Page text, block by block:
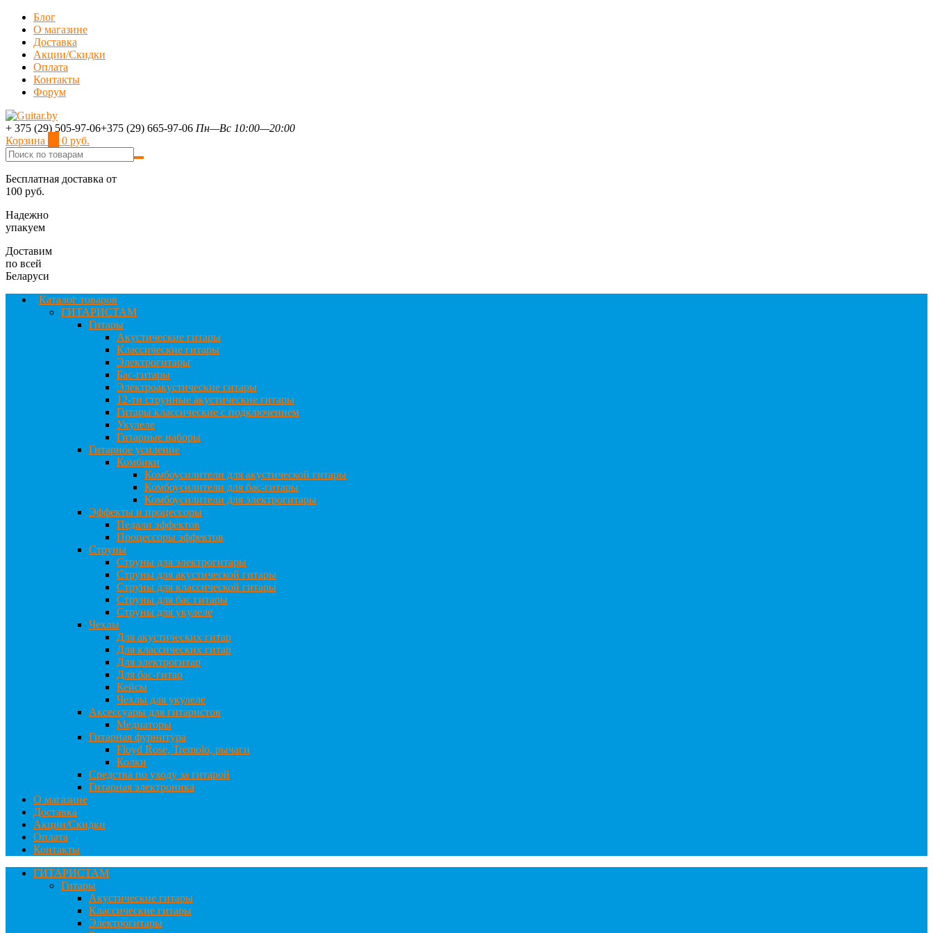
Блог
О магазине
Доставка
Акции/Скидки
Оплата
Контакты
Форум
+ 375 (29) 505-97-06+375 (29) 665-97-06 Пн—Вс 10:00—20:00
Корзина
0 руб.
Бесплатная доставка от
100 руб.
Надежно
упакуем
Доставим
по всей
Беларуси
Каталог товаров
ГИТАРИСТАМ
Гитары
Акустические гитары
Классические гитары
Электрогитары
Бас-гитары
Электроакустические гитары
12-ти струнные акустические гитары
Гитары классические с подключением
Укулеле
Гитарные наборы
Гитарное усиление
Комбики
Комбоусилители для акустической гитары
Комбоусилители для бас-гитары
Комбоусилители для электрогитары
Эффекты и процессоры
Педали эффектов
Процессоры эффектов
Струны
Струны для электрогитары
Струны для акустической гитары
Струны для классической гитары
Струны для бас гитары
Струны для укулеле
Чехлы
Для акустических гитар
Для классических гитар
Для электрогитар
Для бас-гитар
Кейсы
Чехлы для укулеле
Аксессуары для гитаристов
Медиаторы
Гитарная фурнитура
Floyd Rose, Tremolo, рычаги
Колки
Средства по уходу за гитарой
Гитарная электроника
О магазине
Доставка
Акции/Скидки
Оплата
Контакты
ГИТАРИСТАМ
Гитары
Акустические гитары
Классические гитары
Электрогитары